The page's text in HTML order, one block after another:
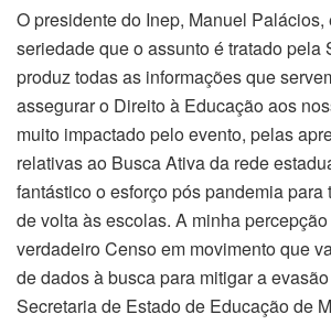
O presidente do Inep, Manuel
seriedade que o assunto é tratado pela
produz todas as informações que
assegurar o Direito à Educação aos
muito impactado pelo evento, pelas
relativas ao Busca Ativa da rede
fantástico o esforço pós pandemia para
de volta às escolas. A minha
verdadeiro Censo em movimento que
de dados à busca para mitigar a
Secretaria de Estado de Educação de